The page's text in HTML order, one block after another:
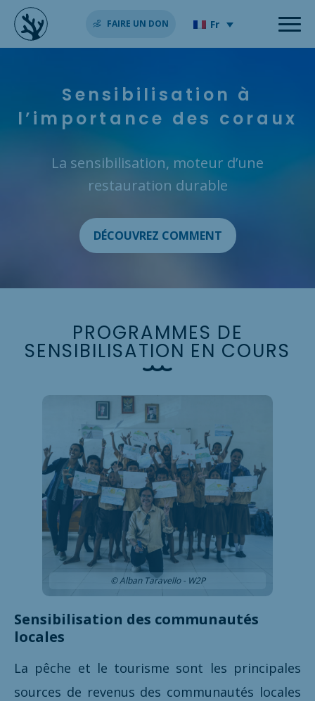
FAIRE UN DON Fr
Sensibilisation à
l’importance des coraux
La sensibilisation, moteur d’une
restauration durable
DÉCOUVREZ COMMENT
PROGRAMMES DE
SENSIBILISATION EN COURS
© Alban Taravello - W2P
Sensibilisation des communautés
locales
La pêche et le tourisme sont les principales
sources de revenus des communautés locales